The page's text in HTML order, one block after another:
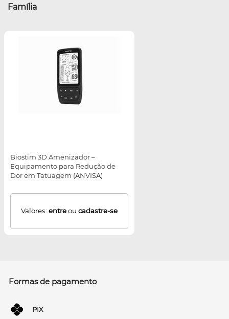
Família
Biostim 3D Amenizador –
Equipamento para Redução de
Dor em Tatuagem (ANVISA)
Valores: entreou cadastre-se
Formas de pagamento
PIX